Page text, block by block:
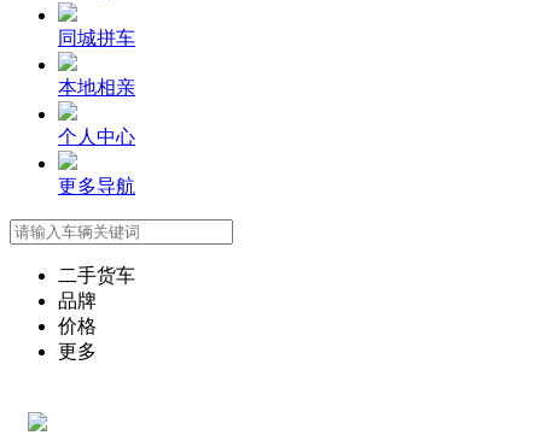
同城拼车
本地相亲
个人中心
更多导航
二手货车
品牌
价格
更多